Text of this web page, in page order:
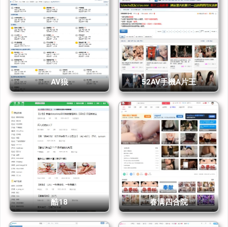
1. 内容够多 —— 无论是亚洲美女套图、经典成人视频，还是欧美成人
大片，每天都有新鲜货；
2. 氛围够真 —— 很多帖子未经修饰，带着一种原生态的野性；
3. 门槛够高 —— 邀请码让论坛形成了半封闭的“情色江湖”，有一种内
部人专属的归属感。
这也解释了为什么 90% 的流量都是回头客。在这里，用户不只是看
客，更像是秘密俱乐部的一员。
草榴是中文成人论坛里的活化石
草榴社区（T66Y）是一个典型的 中文情色论坛，它没有光鲜的外表，
却凭借着 2600 万总帖子量、500 万影视资源，成为中文区最有名的
成人社区之一。它既是一个庞大的 成人视频分享平台，也是一个奇妙
的地下社交圈。
如果你想找的是“精致的成人视频网站”，那这里可能会让你失望。但如
果你喜欢粗粝、喜欢探索、喜欢那种未经修饰的真实感，那么草榴就是
一个能让你停不下来的角落。只是要记住，没有邀请码，你就只能隔着
门缝往里瞧。
AV狼 52AV手機A片王
酷18 春满四合院